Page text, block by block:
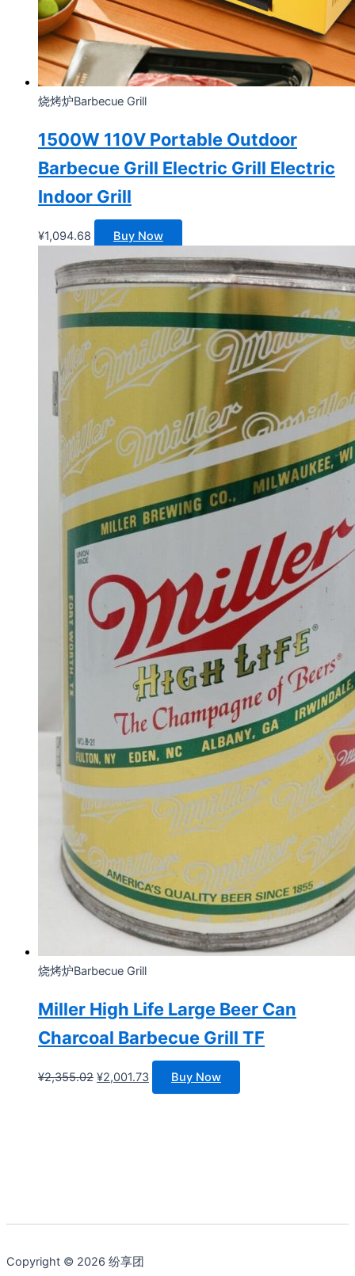
烧烤炉Barbecue Grill
1500W 110V Portable Outdoor
Barbecue Grill Electric Grill Electric
Indoor Grill
¥1,094.68 Buy Now
烧烤炉Barbecue Grill
Miller High Life Large Beer Can
Charcoal Barbecue Grill TF
¥2,355.02 原
¥2,001.73当
前
Buy Now
Copyright © 2026 纷享团